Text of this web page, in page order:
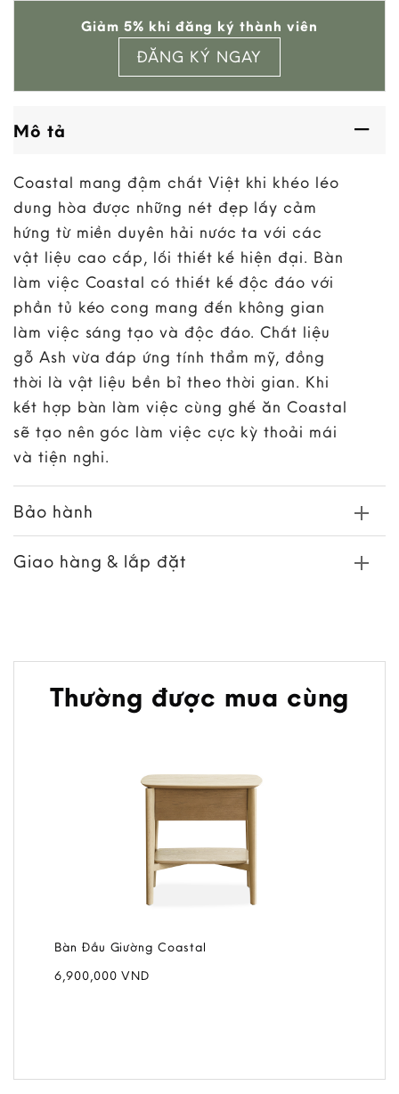
wishlist
Giảm 5% khi đăng ký thành viên
ĐĂNG KÝ NGAY
Mô tả
Coastal mang đậm chất Việt khi khéo léo
dung hòa được những nét đẹp lấy cảm
hứng từ miền duyên hải nước ta với các
vật liệu cao cấp, lối thiết kế hiện đại. Bàn
làm việc Coastal có thiết kế độc đáo với
phần tủ kéo cong mang đến không gian
làm việc sáng tạo và độc đáo. Chất liệu
gỗ Ash vừa đáp ứng tính thẩm mỹ, đồng
thời là vật liệu bền bỉ theo thời gian. Khi
kết hợp bàn làm việc cùng ghế ăn Coastal
sẽ tạo nên góc làm việc cực kỳ thoải mái
và tiện nghi.
Bảo hành
Giao hàng & lắp đặt
Thường được mua cùng
Bàn Đầu Giường Coastal
6,900,000VND